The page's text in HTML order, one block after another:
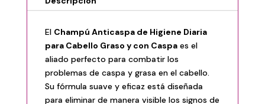
cantidad
El Champú Anticaspa de Higiene Diaria
para Cabello Graso y con Caspaes el
aliado perfecto para combatir los
problemas de caspa y grasa en el cabello.
Su fórmula suave y eficaz está diseñada
para eliminar de manera visible los signos de